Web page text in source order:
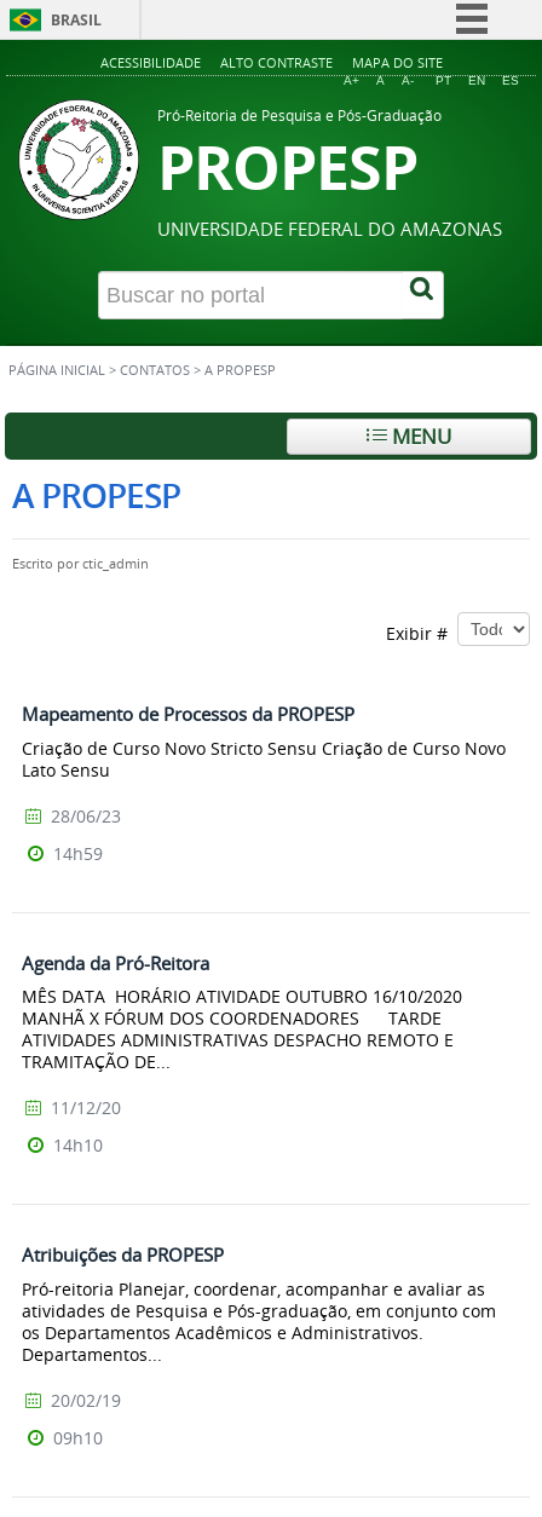
BRASIL
Simplifique!
Acesso à informação
ACESSIBILIDADE ALTO CONTRASTE MAPA DO SITE
A+ A A- PT EN ES
Pró-Reitoria de Pesquisa e Pós-Graduação
PROPESP
UNIVERSIDADE FEDERAL DO AMAZONAS
PÁGINA INICIAL > CONTATOS > A PROPESP
MENU
A PROPESP
Escrito porctic_admin
Exibir #
Mapeamento de Processos da PROPESP
Criação de Curso Novo Stricto Sensu Criação de Curso Novo
Lato Sensu
28/06/23
14h59
Agenda da Pró-Reitora
MÊS DATA HORÁRIO ATIVIDADE OUTUBRO 16/10/2020
MANHÃ X FÓRUM DOS COORDENADORES TARDE
ATIVIDADES ADMINISTRATIVAS DESPACHO REMOTO E
TRAMITAÇÃO DE...
11/12/20
14h10
Atribuições da PROPESP
Pró-reitoria Planejar, coordenar, acompanhar e avaliar as
atividades de Pesquisa e Pós-graduação, em conjunto com
os Departamentos Acadêmicos e Administrativos.
Departamentos...
20/02/19
09h10